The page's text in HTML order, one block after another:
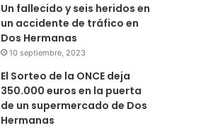
Un fallecido y seis heridos en
un accidente de tráfico en
Dos Hermanas
10 septiembre, 2023
El Sorteo de la ONCE deja
350.000 euros en la puerta
de un supermercado de Dos
Hermanas